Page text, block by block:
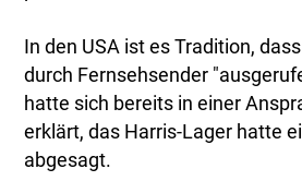
In den USA ist es Tradition,
durch Fernsehsender
hatte sich bereits in einer
erklärt, das Harris-Lager hatte
abgesagt.